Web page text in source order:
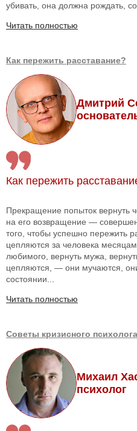
убивать, она должна рождать,
Читать полностью
Как пережить расставание?
Дмитрий
Как пережить
Прекращение попыток вернуть
на его возвращение —
того, чтобы успешно пережить
цепляются за человека
любимого, вернуть мужа,
цепляются, — они мучаются,
состоянии...
Читать полностью
Советы кризисного психолога
Михаил
психолог